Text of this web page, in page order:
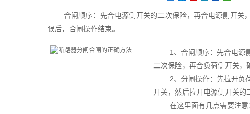
合闸顺序：先合电源侧开关的二次保险，再合电源侧开关
误后，合闸操作结束。
1、合闸顺序：先合电源
二次保险，再合负荷侧开关，
2、分闸操作：先拉开负
开关，然后拉开电源侧开关的
在这里面有几点需要注意